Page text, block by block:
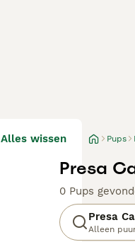
Alles wissen Pups
Presa
0 Pups
Presa
Alleen